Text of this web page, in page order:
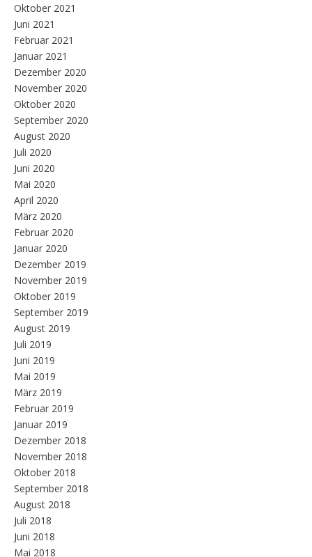
Oktober 2021
Juni 2021
Februar 2021
Januar 2021
Dezember 2020
November 2020
Oktober 2020
September 2020
August 2020
Juli 2020
Juni 2020
Mai 2020
April 2020
März 2020
Februar 2020
Januar 2020
Dezember 2019
November 2019
Oktober 2019
September 2019
August 2019
Juli 2019
Juni 2019
Mai 2019
März 2019
Februar 2019
Januar 2019
Dezember 2018
November 2018
Oktober 2018
September 2018
August 2018
Juli 2018
Juni 2018
Mai 2018